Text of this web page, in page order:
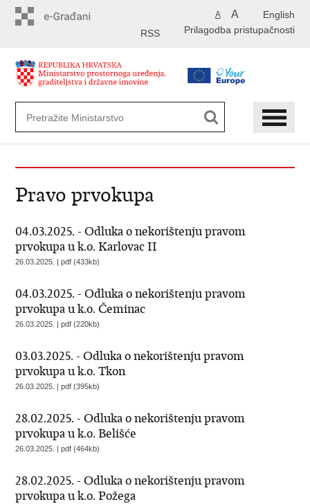
English
A A
Prilagodba pristupačnosti
RSS
Pravo prvokupa
04.03.2025. - Odluka o nekorištenju pravom
prvokupa u k.o. Karlovac II
26.03.2025. | pdf (433kb)
04.03.2025. - Odluka o nekorištenju pravom
prvokupa u k.o. Čeminac
26.03.2025. | pdf (220kb)
03.03.2025. - Odluka o nekorištenju pravom
prvokupa u k.o. Tkon
26.03.2025. | pdf (395kb)
28.02.2025. - Odluka o nekorištenju pravom
prvokupa u k.o. Belišće
26.03.2025. | pdf (464kb)
28.02.2025. - Odluka o nekorištenju pravom
prvokupa u k.o. Požega